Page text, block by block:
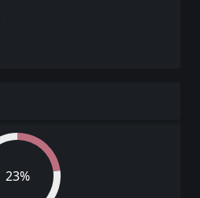
23%